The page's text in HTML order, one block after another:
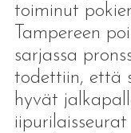
toiminut
Tampereen
sarjassa
todettiin, että
hyvät